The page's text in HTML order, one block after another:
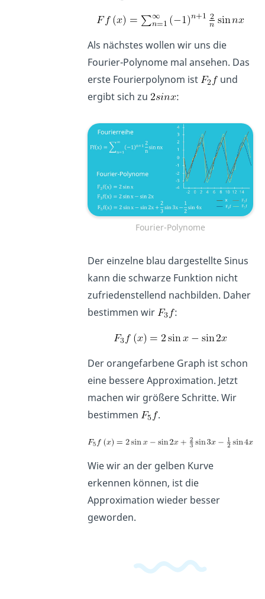
Als nächstes wollen wir uns die
Fourier-Polynome mal ansehen. Das
erste Fourierpolynom ist
und
ergibt sich zu
:
Fourier-Polynome
Der einzelne blau dargestellte Sinus
kann die schwarze Funktion nicht
zufriedenstellend nachbilden. Daher
bestimmen wir
:
Der orangefarbene Graph ist schon
eine bessere Approximation. Jetzt
machen wir größere Schritte. Wir
bestimmen
.
Wie wir an der gelben Kurve
erkennen können, ist die
Approximation wieder besser
geworden.